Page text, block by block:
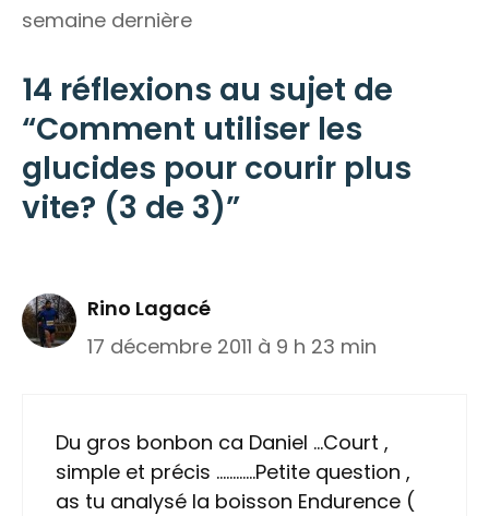
semaine dernière
14 réflexions au sujet de
“Comment utiliser les
glucides pour courir plus
vite? (3 de 3)”
Rino Lagacé
17 décembre 2011 à 9 h 23 min
Du gros bonbon ca Daniel …Court ,
simple et précis …………Petite question ,
as tu analysé la boisson Endurence (